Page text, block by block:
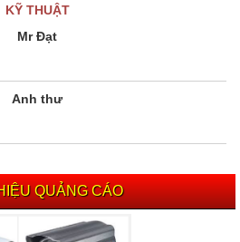
KỸ THUẬT
Mr Đạt
Anh thư
QUẢNG CÁO